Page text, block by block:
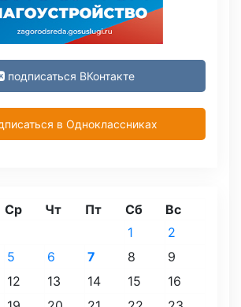
подписаться ВКонтакте
в Одноклассниках
Ср Чт Пт Сб Вс
1
2
5 6 7 8
9
12 13 14 15
16